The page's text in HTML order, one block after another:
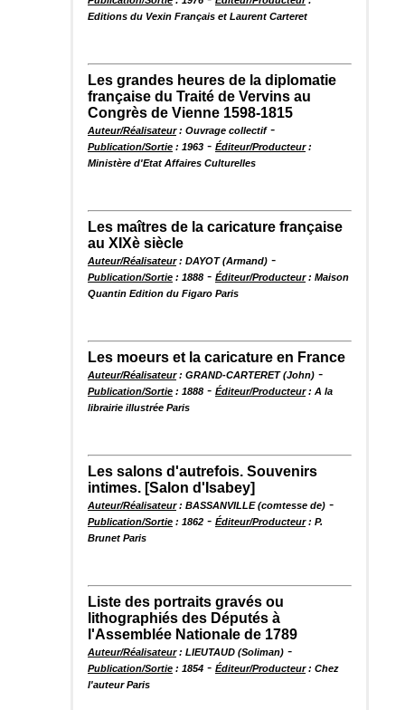
Editions du Vexin Français et Laurent Carteret
Les grandes heures de la diplomatie
française du Traité de Vervins au
Congrès de Vienne 1598-1815
Auteur/Réalisateur: Ouvrage collectif-
Publication/Sortie : 1963 - Éditeur/Producteur:
Ministère d'Etat Affaires Culturelles
Les maîtres de la caricature française
au XIXè siècle
Auteur/Réalisateur: DAYOT (Armand) -
Publication/Sortie : 1888 - Éditeur/Producteur: Maison
Quantin Edition du Figaro Paris
Les moeurs et la caricature en France
Auteur/Réalisateur: GRAND-CARTERET (John) -
Publication/Sortie : 1888 - Éditeur/Producteur: A la
librairie illustrée Paris
Les salons d'autrefois. Souvenirs
intimes. [Salon d'Isabey]
Auteur/Réalisateur: BASSANVILLE (comtesse de) -
Publication/Sortie : 1862 - Éditeur/Producteur: P.
Brunet Paris
Liste des portraits gravés ou
lithographiés des Députés à
l'Assemblée Nationale de 1789
Auteur/Réalisateur: LIEUTAUD (Soliman) -
Publication/Sortie : 1854 - Éditeur/Producteur: Chez
l'auteur Paris